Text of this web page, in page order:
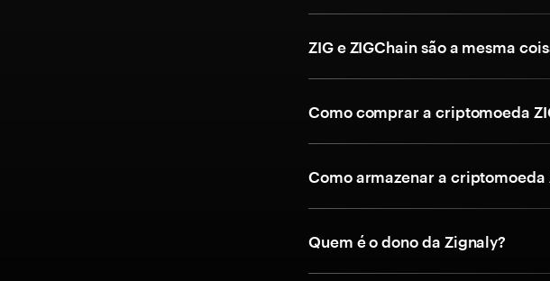
ZIG e ZIGChain são a mesma
Como comprar a criptomoeda
Como armazenar a criptomoeda
Quem é o dono da Zignaly?